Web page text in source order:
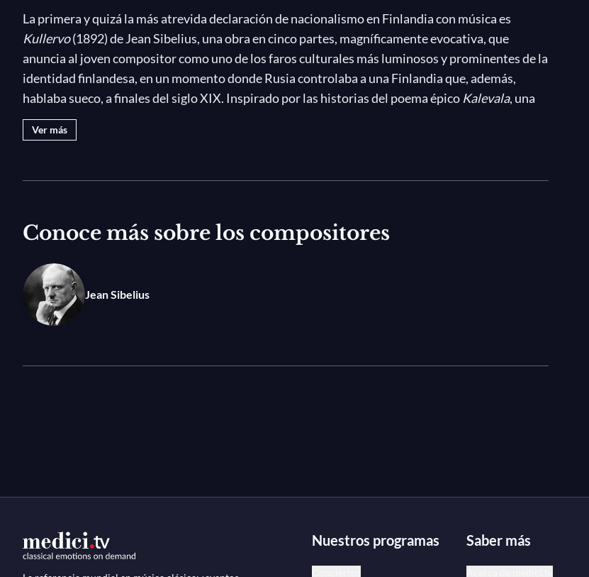
La primera y quizá la más atrevida declaración de nacionalismo en Finlandia con música es
Kullervo(1892) de Jean Sibelius, una obra en cinco partes, magníficamente evocativa, que
anuncia al joven compositor como uno de los faros culturales más luminosos y prominentes de la
identidad finlandesa, en un momento donde Rusia controlaba a una Finlandia que, además,
hablaba sueco, a finales del siglo XIX. Inspirado por las historias del poema épico Kalevala, una
compilación del siglo XIX del folclor y las mitologías que seguirían influyendo en el compositor
durante toda su vida creativa,
dos voces finlandesas notables como solistas —los hermanos Johanna y Ville Rusanen— en esta
merecido en el repertorio sinfónico-coral.
Ver más
Conoce más sobre los compositores
Jean Sibelius
Nuestros programas Saber más